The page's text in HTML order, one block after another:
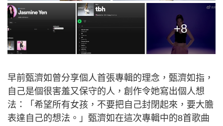
+8
早前甄濟如曾分享個人首張專輯的理念，甄濟如指，
自己是個很害羞又保守的人，創作令她寫出個人想
法：「希望所有女孩，不要把自己封閉起來，要大膽
表達自己的想法。」甄濟如在這次專輯中的8首歌曲